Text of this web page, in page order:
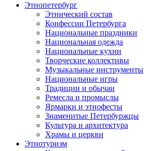
Этнопетербург
Этнический состав
Конфессии Петербурга
Национальные праздники
Национальная одежда
Национальные кухни
Творческие коллективы
Музыкальные инструменты
Национальные игры
Традиции и обычаи
Ремесла и промыслы
Ярмарки и этнофесты
Знаменитые Петербуржцы
Культура и архитектура
Храмы и церкви
Этнотуризм